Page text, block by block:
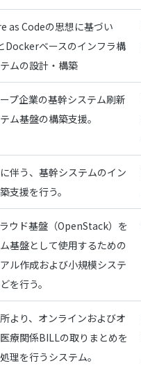
as Codeの思想に基づい
Dockerベースのインフラ構
ムの設計・構築
プ企業の基幹システム刷新
ム基盤の構築支援。
伴う、基幹システムのイン
支援を行う。
ウド基盤（OpenStack）を
基盤として使用するための
ル作成および小規模システ
を行う。
より、オンラインおよびオ
療関係BILLの取りまとめを
理を行うシステム。